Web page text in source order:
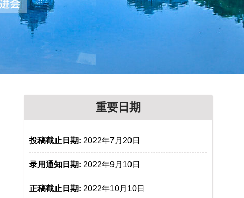
重要日期
投稿截止日期: 2022年7月20日
录用通知日期: 2022年9月10日
正稿截止日期: 2022年10月10日